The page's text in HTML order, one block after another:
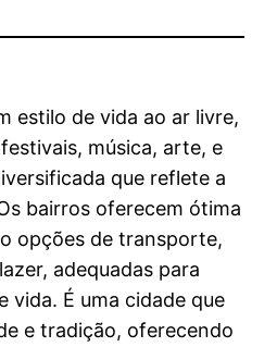
estilo de vida ao ar livre,
música, arte, e
que reflete a
bairros oferecem ótima
opções de transporte,
adequadas para
vida. É uma cidade que
e tradição, oferecendo